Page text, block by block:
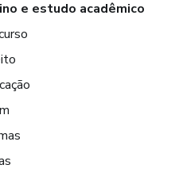
e estudo acadêmico